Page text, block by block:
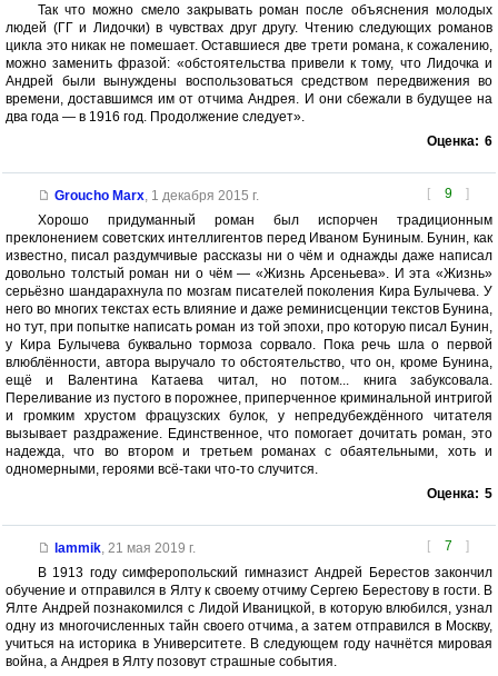
Так что можно смело закрывать роман после объяснения молодых
людей (ГГ и Лидочки) в чувствах друг другу. Чтению следующих романов
цикла это никак не помешает. Оставшиеся две трети романа, к сожалению,
можно заменить фразой: «обстоятельства привели к тому, что Лидочка и
Андрей были вынуждены воспользоваться средством передвижения во
времени, доставшимся им от отчима Андрея. И они сбежали в будущее на
два года — в 1916 год. Продолжение следует».
Оценка: 6
[ 9 ]
Groucho Marx, 1 декабря 2015 г.
Хорошо придуманный роман был испорчен традиционным
преклонением советских интеллигентов перед Иваном Буниным. Бунин, как
известно, писал раздумчивые рассказы ни о чём и однажды даже написал
довольно толстый роман ни о чём — «Жизнь Арсеньева». И эта «Жизнь»
серьёзно шандарахнула по мозгам писателей поколения Кира Булычева. У
него во многих текстах есть влияние и даже реминисценции текстов Бунина,
но тут, при попытке написать роман из той эпохи, про которую писал Бунин,
у Кира Булычева буквально тормоза сорвало. Пока речь шла о первой
влюблённости, автора выручало то обстоятельство, что он, кроме Бунина,
ещё и Валентина Катаева читал, но потом... книга забуксовала.
Переливание из пустого в порожнее, приперченное криминальной интригой
и громким хрустом фрацузских булок, у непредубеждённого читателя
вызывает раздражение. Единственное, что помогает дочитать роман, это
надежда, что во втором и третьем романах с обаятельными, хоть и
одномерными, героями всё-таки что-то случится.
Оценка: 5
[ 7 ]
lammik, 21 мая 2019 г.
В 1913 году симферопольский гимназист Андрей Берестов закончил
обучение и отправился в Ялту к своему отчиму Сергею Берестову в гости. В
Ялте Андрей познакомился с Лидой Иваницкой, в которую влюбился, узнал
одну из многочисленных тайн своего отчима, а затем отправился в Москву,
учиться на историка в Университете. В следующем году начнётся мировая
война, а Андрея в Ялту позовут страшные события.